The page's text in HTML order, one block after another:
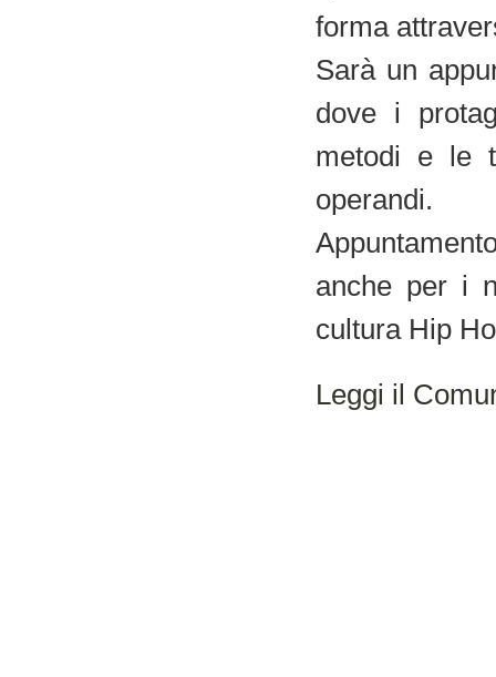
forma
Sarà un
dove i
metodi e le
operandi.
anche per i
cultura Hip
Leggi il